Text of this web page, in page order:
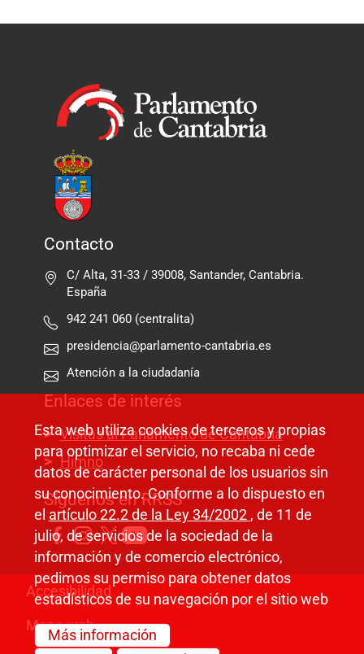
Contacto
C/ Alta, 31-33 / 39008, Santander, Cantabria.
España
942 241 060 (centralita)
presidencia@parlamento-cantabria.es
Atención a la ciudadanía
Enlaces de interés
Visitas al Parlamento de Cantabria
Himno
Síguenos en RRSS
Pie de página
Accesibilidad
Mapa web
Esta web utiliza cookies de terceros y propias
para optimizar el servicio, no recaba ni cede
datos de carácter personal de los usuarios sin
su conocimiento. Conforme a lo dispuesto en
el artículo 22.2 de la Ley 34/2002 , de 11 de
julio, de servicios de la sociedad de la
información y de comercio electrónico,
pedimos su permiso para obtener datos
estadísticos de su navegación por el sitio web
Más información